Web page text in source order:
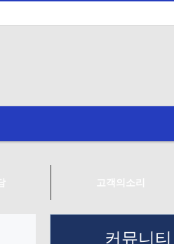
고객의소리
커뮤니티